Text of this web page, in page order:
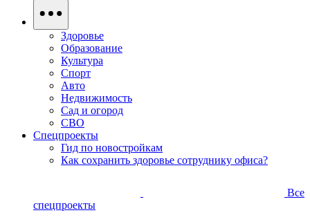
Здоровье
Образование
Культура
Спорт
Авто
Недвижимость
Сад и огород
СВО
Спецпроекты
Гид по новостройкам
Как сохранить здоровье сотруднику офиса?
Все
спецпроекты